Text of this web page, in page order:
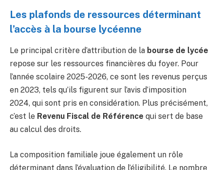
Les plafonds de ressources déterminant
l’accès à la bourse lycéenne
Le principal critère d’attribution de la bourse de lycée
repose sur les ressources financières du foyer. Pour
l’année scolaire 2025-2026, ce sont les revenus perçus
en 2023, tels qu’ils figurent sur l’avis d’imposition
2024, qui sont pris en considération. Plus précisément,
c’est le Revenu Fiscal de Référence qui sert de base
au calcul des droits.
La composition familiale joue également un rôle
déterminant dans l’évaluation de l’éligibilité. Le nombre